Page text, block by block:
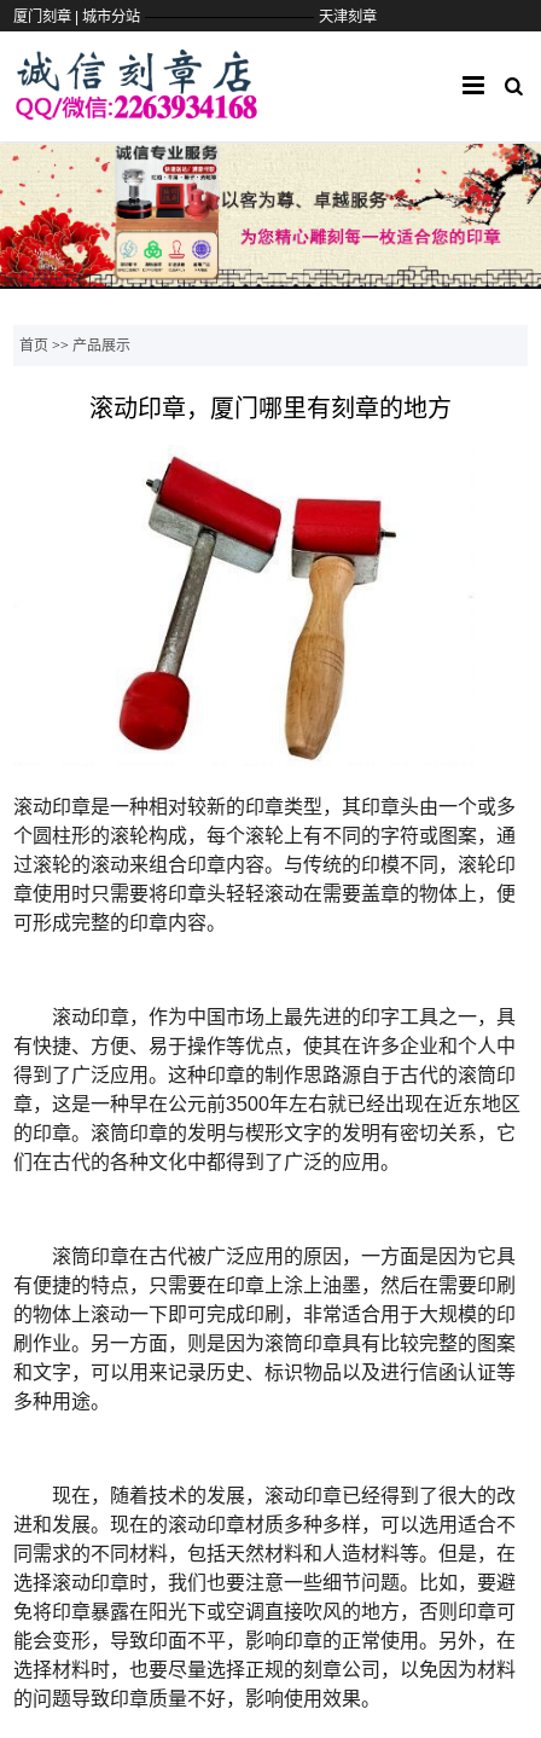
厦门刻章 |城市分站 ——————————天津刻章
首页 >> 产品展示
滚动印章，厦门哪里有刻章的地方
滚动印章是一种相对较新的印章类型，其印章头由一个或多
个圆柱形的滚轮构成，每个滚轮上有不同的字符或图案，通
过滚轮的滚动来组合印章内容。与传统的印模不同，滚轮印
章使用时只需要将印章头轻轻滚动在需要盖章的物体上，便
可形成完整的印章内容。
滚动印章，作为中国市场上最先进的印字工具之一，具
有快捷、方便、易于操作等优点，使其在许多企业和个人中
得到了广泛应用。这种印章的制作思路源自于古代的滚筒印
章，这是一种早在公元前3500年左右就已经出现在近东地区
的印章。滚筒印章的发明与楔形文字的发明有密切关系，它
们在古代的各种文化中都得到了广泛的应用。
滚筒印章在古代被广泛应用的原因，一方面是因为它具
有便捷的特点，只需要在印章上涂上油墨，然后在需要印刷
的物体上滚动一下即可完成印刷，非常适合用于大规模的印
刷作业。另一方面，则是因为滚筒印章具有比较完整的图案
和文字，可以用来记录历史、标识物品以及进行信函认证等
多种用途。
现在，随着技术的发展，滚动印章已经得到了很大的改
进和发展。现在的滚动印章材质多种多样，可以选用适合不
同需求的不同材料，包括天然材料和人造材料等。但是，在
选择滚动印章时，我们也要注意一些细节问题。比如，要避
免将印章暴露在阳光下或空调直接吹风的地方，否则印章可
能会变形，导致印面不平，影响印章的正常使用。另外，在
选择材料时，也要尽量选择正规的刻章公司，以免因为材料
的问题导致印章质量不好，影响使用效果。